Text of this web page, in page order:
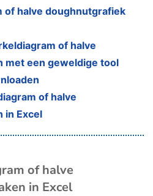
of halve doughnutgrafiek
of halve
met een geweldige tool
of halve
in Excel
of halve
in Excel